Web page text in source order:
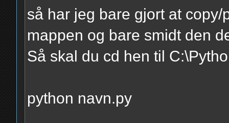
så har jeg bare gjort at
mappen og bare smidt den
Så skal du cd hen til
python navn.py